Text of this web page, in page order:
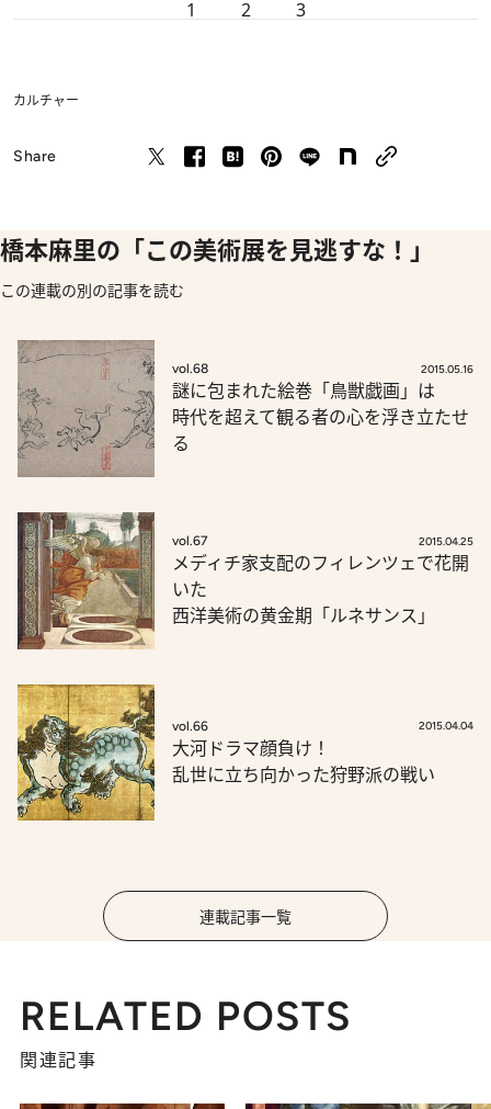
1 2 3
カルチャー
Share
橋本麻里の「この美術展を見逃すな！」
この連載の別の記事を読む
vol.68 2015.05.16
謎に包まれた絵巻「鳥獣戯画」は
時代を超えて観る者の心を浮き立たせ
る
vol.67 2015.04.25
メディチ家支配のフィレンツェで花開
いた
西洋美術の黄金期「ルネサンス」
vol.66 2015.04.04
大河ドラマ顔負け！
乱世に立ち向かった狩野派の戦い
連載記事一覧
RELATED POSTS
関連記事